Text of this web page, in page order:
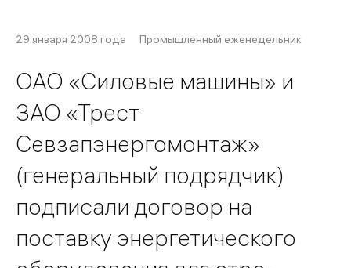
29 января 2008 года Промышленный еженедельник
ОАО «Силовые машины» и
ЗАО «Трест
Севзапэнергомонтаж»
(генеральный подрядчик)
подписали договор на
поставку энергетического